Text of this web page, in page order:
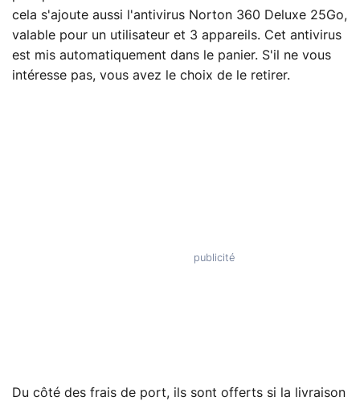
cela s'ajoute aussi l'antivirus Norton 360 Deluxe 25Go,
valable pour un utilisateur et 3 appareils. Cet antivirus
est mis automatiquement dans le panier. S'il ne vous
intéresse pas, vous avez le choix de le retirer.
Du côté des frais de port, ils sont offerts si la livraison